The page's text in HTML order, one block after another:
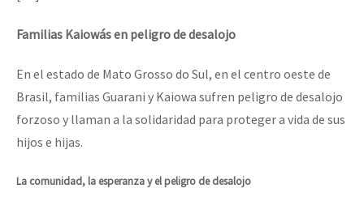
EZLN
La Sexta
AutonomÍa y Resistencia
Megaproyectos
Dia 1: Encontro “Guerra contra a Humanidade”
[CDMX – 20 julio] Jornadas globales por la libertad de Jesús
Familias Kaiowás en peligro de desalojo
En el estado de Mato Grosso do Sul, en el centro oeste de
Brasil, familias Guarani y Kaiowa sufren peligro de desalojo
forzoso y llaman a la solidaridad para proteger a vida de sus
hijos e hijas.
La comunidad, la esperanza y el peligro de desalojo